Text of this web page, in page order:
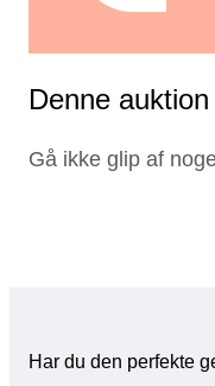
Denne
Gå ikke glip af
Har du den perfekte